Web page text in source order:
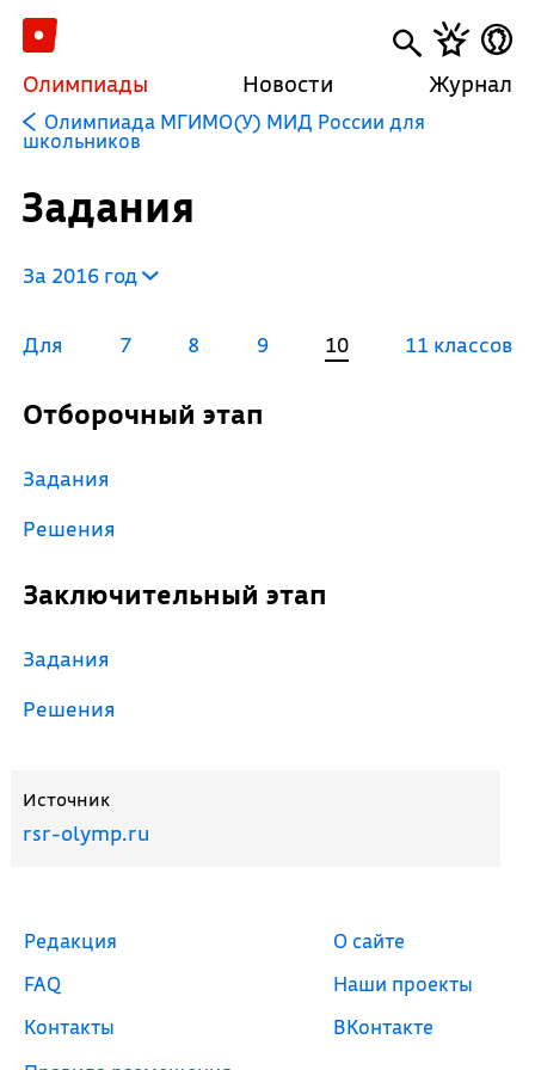
Олимпиады Новости Журнал
Олимпиада МГИМО(У) МИД России для
школьников
Задания
За 2016 год
Для 7 8 9 10 11 классов
Отборочный этап
Задания
Решения
Заключительный этап
Задания
Решения
Источник
rsr-olymp.ru
Редакция
FAQ
Контакты
О сайте
Наши проекты
ВКонтакте